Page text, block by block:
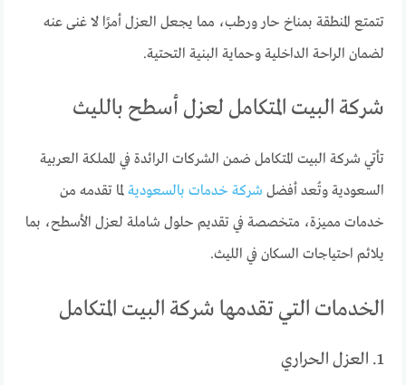
تتمتع المنطقة بمناخ حار ورطب، مما يجعل العزل أمرًا لا غنى عنه
لضمان الراحة الداخلية وحماية البنية التحتية.
شركة البيت المتكامل لعزل أسطح بالليث
تأتي شركة البيت المتكامل ضمن الشركات الرائدة في المملكة العربية
السعودية وتُعد أفضل شركة خدمات بالسعودية لما تقدمه من
خدمات مميزة، متخصصة في تقديم حلول شاملة لعزل الأسطح، بما
يلائم احتياجات السكان في الليث.
الخدمات التي تقدمها شركة البيت المتكامل
1. العزل الحراري